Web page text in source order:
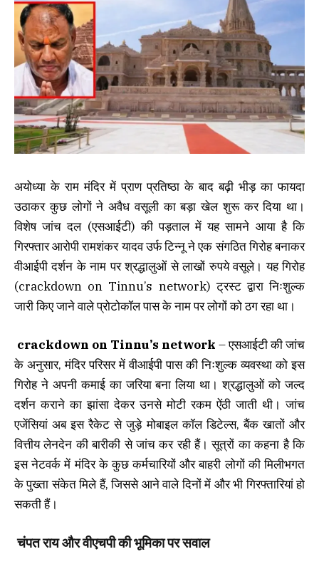
अयोध्या के राम मंदिर में प्राण प्रतिष्ठा के बाद बढ़ी भीड़ का फायदा
उठाकर कुछ लोगों ने अवैध वसूली का बड़ा खेल शुरू कर दिया था।
विशेष जांच दल (एसआईटी) की पड़ताल में यह सामने आया है कि
गिरफ्तार आरोपी रामशंकर यादव उर्फ टिन्नू ने एक संगठित गिरोह बनाकर
वीआईपी दर्शन के नाम पर श्रद्धालुओं से लाखों रुपये वसूले। यह गिरोह
(crackdown on Tinnu’s network) ट्रस्ट द्वारा निःशुल्क
जारी किए जाने वाले प्रोटोकॉल पास के नाम पर लोगों को ठग रहा था।
crackdown on Tinnu’s network – एसआईटी की जांच
के अनुसार, मंदिर परिसर में वीआईपी पास की निःशुल्क व्यवस्था को इस
गिरोह ने अपनी कमाई का जरिया बना लिया था। श्रद्धालुओं को जल्द
दर्शन कराने का झांसा देकर उनसे मोटी रकम ऐंठी जाती थी। जांच
एजेंसियां अब इस रैकेट से जुड़े मोबाइल कॉल डिटेल्स, बैंक खातों और
वित्तीय लेनदेन की बारीकी से जांच कर रही हैं। सूत्रों का कहना है कि
इस नेटवर्क में मंदिर के कुछ कर्मचारियों और बाहरी लोगों की मिलीभगत
के पुख्ता संकेत मिले हैं, जिससे आने वाले दिनों में और भी गिरफ्तारियां हो
सकती हैं।
चंपत राय और वीएचपी की भूमिका पर सवाल